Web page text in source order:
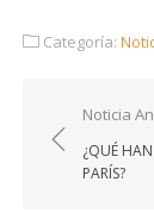
Categoría:
de
entradas
Noticia
¿QUÉ
PARÍS?